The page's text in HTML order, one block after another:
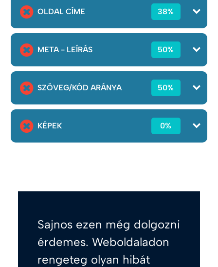
OLDAL CÍME 38%
META - LEÍRÁS 50%
SZÖVEG/KÓD ARÁNYA 50%
KÉPEK 0%
Sajnos ezen még dolgozni
érdemes. Weboldaladon
rengeteg olyan hibát